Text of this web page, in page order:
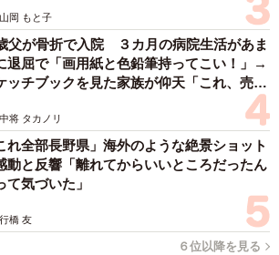
朝は、単に中朝の結束を誇示する外
、東アジアの安全保障環境と経済地図
を秘めた、長期的な戦略の一歩であ
豆満江を巡る3カ国の実務協議の行方を
持って注視していく必要がある。
山岡 もと子
父が骨折で入院 ３カ月の病院生活があま
退屈で「画用紙と色鉛筆持ってこい！」→
ッチブックを見た家族が仰天「これ、売れ
中将 タカノリ
れ全部長野県」海外のような絶景ショット
動と反響「離れてからいいところだったん
て気づいた」
行橋 友
６位以降を見る